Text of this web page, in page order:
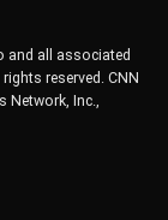
and all associated
reserved. CNN
Network, Inc.,